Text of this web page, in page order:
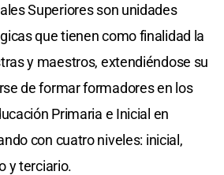
Superiores son unidades
que tienen como finalidad la
y maestros, extendiéndose su
de formar formadores en los
Primaria e Inicial en
con cuatro niveles: inicial,
y terciario.